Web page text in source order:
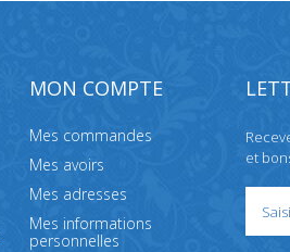
MON COMPTE
Mes commandes
Mes avoirs
Mes adresses
Mes informations
personnelles
et